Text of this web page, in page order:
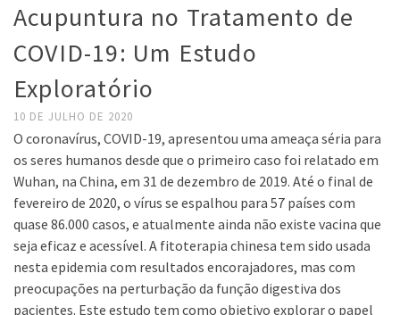
Acupuntura no Tratamento de
COVID-19: Um Estudo
Exploratório
10 DE JULHO DE 2020
O coronavírus, COVID-19, apresentou uma ameaça séria para
os seres humanos desde que o primeiro caso foi relatado em
Wuhan, na China, em 31 de dezembro de 2019. Até o final de
fevereiro de 2020, o vírus se espalhou para 57 países com
quase 86.000 casos, e atualmente ainda não existe vacina que
seja eficaz e acessível. A fitoterapia chinesa tem sido usada
nesta epidemia com resultados encorajadores, mas com
preocupações na perturbação da função digestiva dos
pacientes. Este estudo tem como objetivo explorar o papel